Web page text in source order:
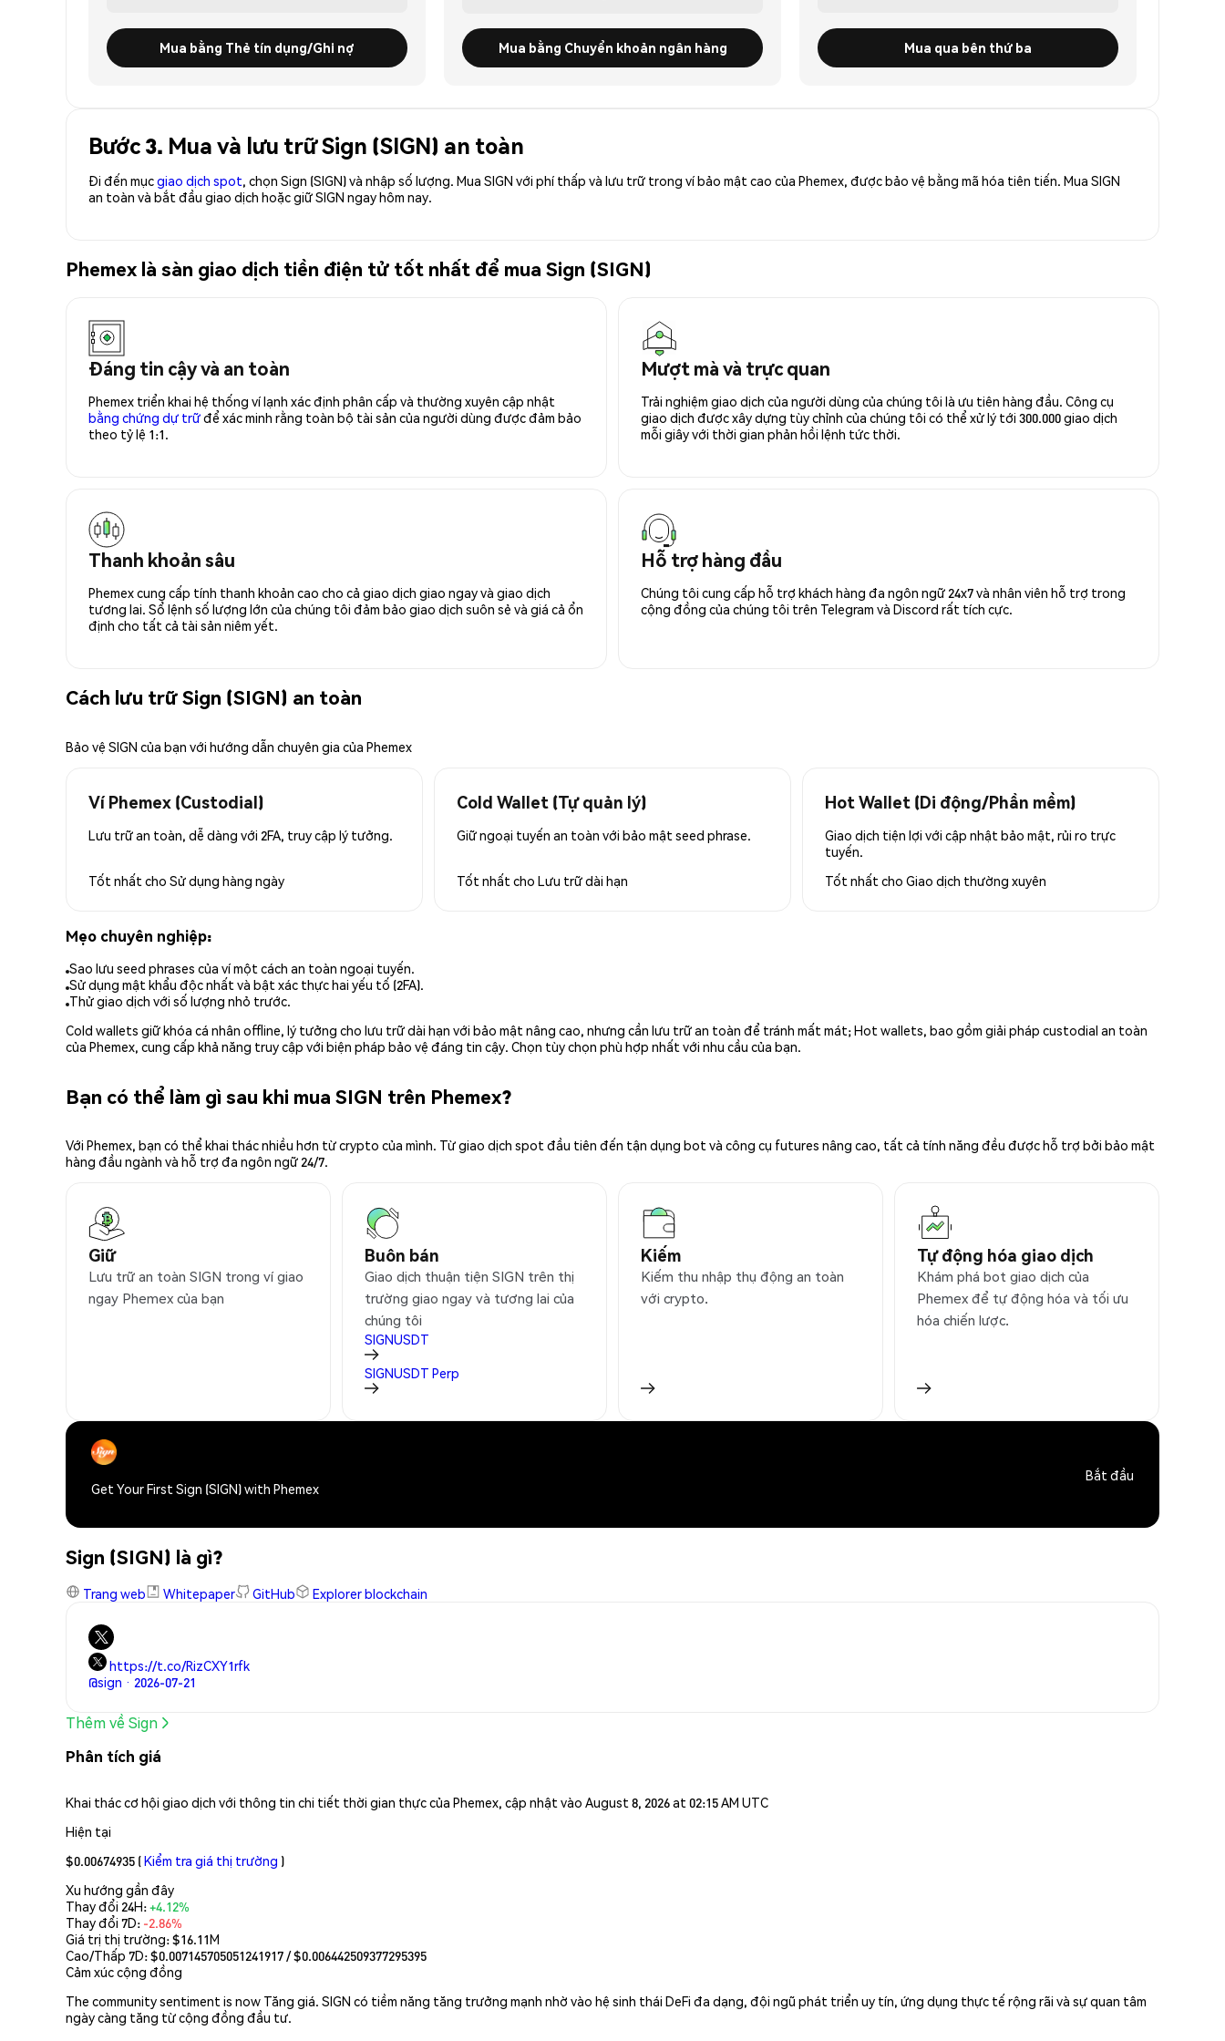
Mua bằng Thẻ tín dụng/Ghi nợ Mua bằng Chuyển khoản ngân hàng Mua qua bên thứ ba
Bước 3. Mua và lưu trữ Sign (SIGN) an toàn
Đi đến mụcgiao dịch spot, chọn Sign (SIGN) và nhập số lượng. Mua SIGN với phí thấp và lưu trữ trong ví bảo mật cao của Phemex, được bảo vệ bằng mã hóa tiên tiến. Mua SIGN
an toàn và bắt đầu giao dịch hoặc giữ SIGN ngay hôm nay.
Phemex là sàn giao dịch tiền điện tử tốt nhất để mua Sign (SIGN)
Đáng tin cậy và an toàn
Phemex triển khai hệ thống ví lạnh xác định phân cấp và thường xuyên cập nhật
bằng chứng dự trữđể xác minh rằng toàn bộ tài sản của người dùng được đảm bảo
theo tỷ lệ 1:1.
Mượt mà và trực quan
Trải nghiệm giao dịch của người dùng của chúng tôi là ưu tiên hàng đầu. Công cụ
giao dịch được xây dựng tùy chỉnh của chúng tôi có thể xử lý tới 300.000 giao dịch
mỗi giây với thời gian phản hồi lệnh tức thời.
Thanh khoản sâu
Phemex cung cấp tính thanh khoản cao cho cả giao dịch giao ngay và giao dịch
tương lai. Sổ lệnh số lượng lớn của chúng tôi đảm bảo giao dịch suôn sẻ và giá cả ổn
định cho tất cả tài sản niêm yết.
Hỗ trợ hàng đầu
Chúng tôi cung cấp hỗ trợ khách hàng đa ngôn ngữ 24x7 và nhân viên hỗ trợ trong
cộng đồng của chúng tôi trên Telegram và Discord rất tích cực.
Cách lưu trữ Sign (SIGN) an toàn
Bảo vệ SIGN của bạn với hướng dẫn chuyên gia của Phemex
Ví Phemex (Custodial)
Lưu trữ an toàn, dễ dàng với 2FA, truy cập lý tưởng.
Tốt nhất cho Sử dụng hàng ngày
Cold Wallet (Tự quản lý)
Giữ ngoại tuyến an toàn với bảo mật seed phrase.
Tốt nhất cho Lưu trữ dài hạn
Hot Wallet (Di động/Phần mềm)
Giao dịch tiện lợi với cập nhật bảo mật, rủi ro trực
tuyến.
Tốt nhất cho Giao dịch thường xuyên
Mẹo chuyên nghiệp:
Sao lưu seed phrases của ví một cách an toàn ngoại tuyến.
Sử dụng mật khẩu độc nhất và bật xác thực hai yếu tố (2FA).
Thử giao dịch với số lượng nhỏ trước.
Cold wallets giữ khóa cá nhân offline, lý tưởng cho lưu trữ dài hạn với bảo mật nâng cao, nhưng cần lưu trữ an toàn để tránh mất mát; Hot wallets, bao gồm giải pháp custodial an toàn
của Phemex, cung cấp khả năng truy cập với biện pháp bảo vệ đáng tin cậy. Chọn tùy chọn phù hợp nhất với nhu cầu của bạn.
Bạn có thể làm gì sau khi mua SIGN trên Phemex?
Với Phemex, bạn có thể khai thác nhiều hơn từ crypto của mình. Từ giao dịch spot đầu tiên đến tận dụng bot và công cụ futures nâng cao, tất cả tính năng đều được hỗ trợ bởi bảo mật
hàng đầu ngành và hỗ trợ đa ngôn ngữ 24/7.
Giữ
Lưu trữ an toàn SIGN trong ví giao
ngay Phemex của bạn
Buôn bán
Giao dịch thuận tiện SIGN trên thị
trường giao ngay và tương lai của
chúng tôi
SIGNUSDT
SIGNUSDT Perp
Kiếm
Kiếm thu nhập thụ động an toàn
với crypto.
Tự động hóa giao dịch
Khám phá bot giao dịch của
Phemex để tự động hóa và tối ưu
hóa chiến lược.
Get Your First Sign (SIGN) with Phemex
Bắt đầu
Sign (SIGN) là gì?
Trang web Whitepaper GitHub Explorer blockchain
https://t.co/RizCXY1rfk
@sign · 2026-07-21
Thêm về Sign
Phân tích giá
Khai thác cơ hội giao dịch với thông tin chi tiết thời gian thực của Phemex, cập nhật vào August 8, 2026 at 02:15 AM UTC
Hiện tại
$0.00674935 (Kiểm tra giá thị trường )
Xu hướng gần đây
Thay đổi 24H:+4.12%
Thay đổi 7D: -2.86%
Giá trị thị trường:$16.11M
Cao/Thấp 7D: $0.007145705051241917/ $0.006442509377295395
Cảm xúc cộng đồng
The community sentiment is now Tăng giá. SIGN có tiềm năng tăng trưởng mạnh nhờ vào hệ sinh thái DeFi đa dạng, đội ngũ phát triển uy tín, ứng dụng thực tế rộng rãi và sự quan tâm
ngày càng tăng từ cộng đồng đầu tư.